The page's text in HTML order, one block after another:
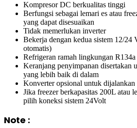
Kompresor DC berkualitas tinggi
Berfungsi sebagai lemari es atau
yang dapat disesuaikan
Tidak memerlukan inverter
Bekerja dengan kedua sistem 12/24
otomatis)
Refrigeran ramah lingkungan R134a
Keranjang penyimpanan disertakan
yang lebih baik di dalam
Konverter opsional untuk dijalankan
Jika freezer berkapasitas 200L atau
pilih koneksi sistem 24Volt
Note :